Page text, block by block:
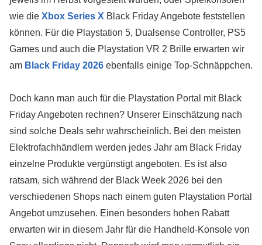
wie die Xbox Series X Black Friday Angebote feststellen
können. Für die Playstation 5, Dualsense Controller, PS5
Games und auch die Playstation VR 2 Brille erwarten wir
am Black Friday 2026 ebenfalls einige Top-Schnäppchen.
Doch kann man auch für die Playstation Portal mit Black
Friday Angeboten rechnen? Unserer Einschätzung nach
sind solche Deals sehr wahrscheinlich. Bei den meisten
Elektrofachhändlern werden jedes Jahr am Black Friday
einzelne Produkte vergünstigt angeboten. Es ist also
ratsam, sich während der Black Week 2026 bei den
verschiedenen Shops nach einem guten Playstation Portal
Angebot umzusehen. Einen besonders hohen Rabatt
erwarten wir in diesem Jahr für die Handheld-Konsole von